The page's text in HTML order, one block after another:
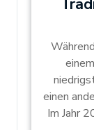
einen
Im Jahr